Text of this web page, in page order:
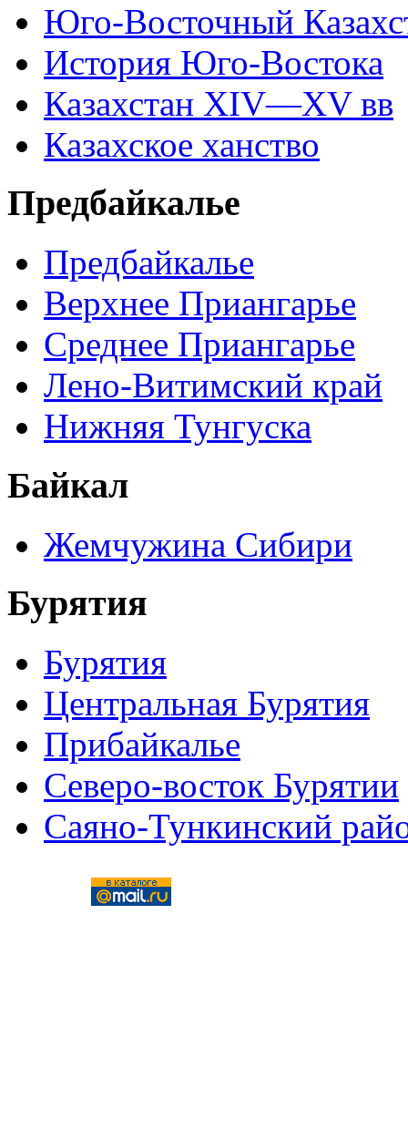
Юго-Восточный
История Юго-Востока
Казахстан XIV—XV вв
Казахское ханство
Предбайкалье
Предбайкалье
Верхнее Приангарье
Среднее Приангарье
Лено-Витимский край
Нижняя Тунгуска
Байкал
Жемчужина Сибири
Бурятия
Бурятия
Центральная Бурятия
Прибайкалье
Северо-восток Бурятии
Саяно-Тункинский